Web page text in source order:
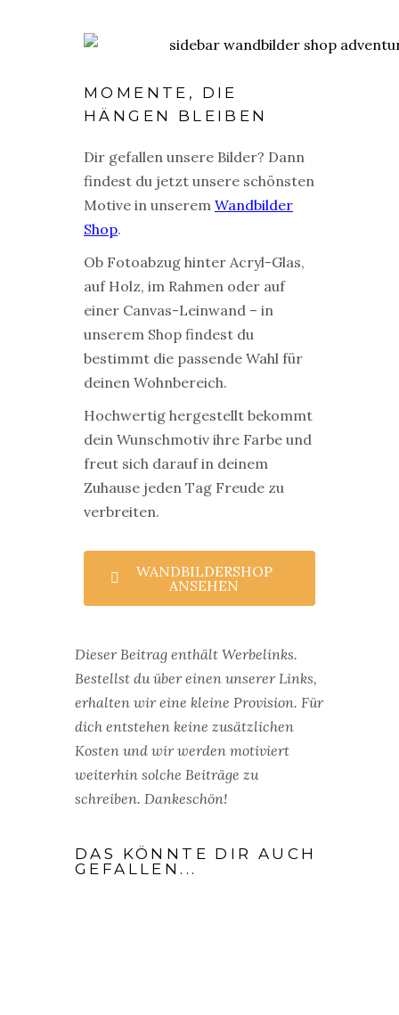
MOMENTE, DIE
HÄNGEN BLEIBEN
Dir gefallen unsere Bilder? Dann
findest du jetzt unsere schönsten
Motive in unserem Wandbilder
Shop.
Ob Fotoabzug hinter Acryl-Glas,
auf Holz, im Rahmen oder auf
einer Canvas-Leinwand – in
unserem Shop findest du
bestimmt die passende Wahl für
deinen Wohnbereich.
Hochwertig hergestellt bekommt
dein Wunschmotiv ihre Farbe und
freut sich darauf in deinem
Zuhause jeden Tag Freude zu
verbreiten.
WANDBILDERSHOP
ANSEHEN
Dieser Beitrag enthält Werbelinks.
Bestellst du über einen unserer Links,
erhalten wir eine kleine Provision. Für
dich entstehen keine zusätzlichen
Kosten und wir werden motiviert
weiterhin solche Beiträge zu
schreiben. Dankeschön!
DAS KÖNNTE DIR AUCH
GEFALLEN...